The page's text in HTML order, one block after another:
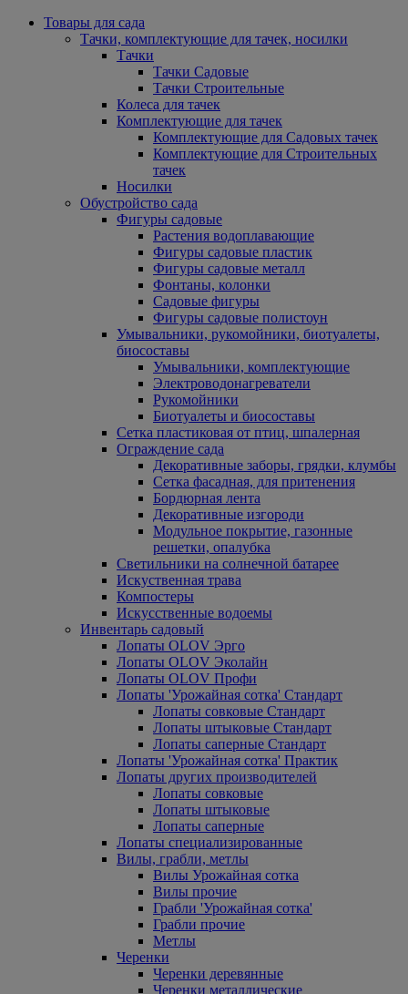
Товары для сада
Тачки, комплектующие для тачек, носилки
Тачки
Тачки Садовые
Тачки Строительные
Колеса для тачек
Комплектующие для тачек
Комплектующие для Садовых тачек
Комплектующие для Строительных
тачек
Носилки
Обустройство сада
Фигуры садовые
Растения водоплавающие
Фигуры садовые пластик
Фигуры садовые металл
Фонтаны, колонки
Садовые фигуры
Фигуры садовые полистоун
Умывальники, рукомойники, биотуалеты,
биосоставы
Умывальники, комплектующие
Электроводонагреватели
Рукомойники
Биотуалеты и биосоставы
Сетка пластиковая от птиц, шпалерная
Ограждение сада
Декоративные заборы, грядки, клумбы
Сетка фасадная, для притенения
Бордюрная лента
Декоративные изгороди
Модульное покрытие, газонные
решетки, опалубка
Светильники на солнечной батарее
Искуственная трава
Компостеры
Искусственные водоемы
Инвентарь садовый
Лопаты OLOV Эрго
Лопаты OLOV Эколайн
Лопаты OLOV Профи
Лопаты 'Урожайная сотка' Стандарт
Лопаты совковые Стандарт
Лопаты штыковые Стандарт
Лопаты саперные Стандарт
Лопаты 'Урожайная сотка' Практик
Лопаты других производителей
Лопаты совковые
Лопаты штыковые
Лопаты саперные
Лопаты специализированные
Вилы, грабли, метлы
Вилы Урожайная сотка
Вилы прочие
Грабли 'Урожайная сотка'
Грабли прочие
Метлы
Черенки
Черенки деревянные
Черенки металлические